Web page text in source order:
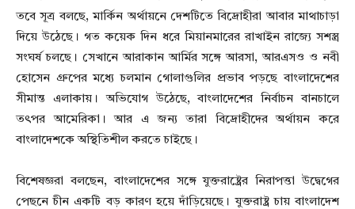
তবে সূত্র বলছে, মার্কিন অর্থায়নে দেশটিতে বিদ্রোহীরা আবার মাথাচাড়া
দিয়ে উঠেছে। গত কয়েক দিন ধরে মিয়ানমারের রাখাইন রাজ্যে সশস্ত্র
সংঘর্ষ চলছে। সেখানে আরাকান আর্মির সঙ্গে আরসা, আরএসও ও নবী
হোসেন গ্রুপের মধ্যে চলমান গোলাগুলির প্রভাব পড়ছে বাংলাদেশের
সীমান্ত এলাকায়। অভিযোগ উঠেছে, বাংলাদেশের নির্বাচন বানচালে
তৎপর আমেরিকা। আর এ জন্য তারা বিদ্রোহীদের অর্থায়ন করে
বাংলাদেশকে অস্থিতিশীল করতে চাইছে।
বিশেষজ্ঞরা বলছেন, বাংলাদেশের সঙ্গে যুক্তরাষ্ট্রের নিরাপত্তা উদ্বেগের
পেছনে চীন একটি বড় কারণ হয়ে দাঁড়িয়েছে। যুক্তরাষ্ট্র চায় বাংলাদেশ